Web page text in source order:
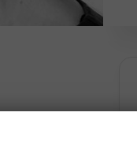
sinó el
més